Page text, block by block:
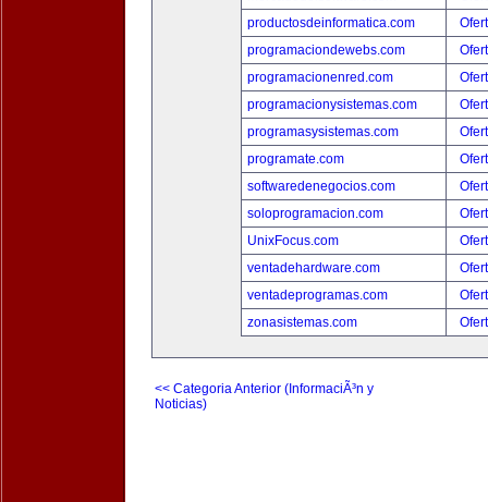
productosdeinformatica.com
programaciondewebs.com
programacionenred.com
programacionysistemas.com
programasysistemas.com
programate.com
softwaredenegocios.com
soloprogramacion.com
UnixFocus.com
ventadehardware.com
ventadeprogramas.com
zonasistemas.com
<< Categoria Anterior (InformaciÃ³n y
Noticias)